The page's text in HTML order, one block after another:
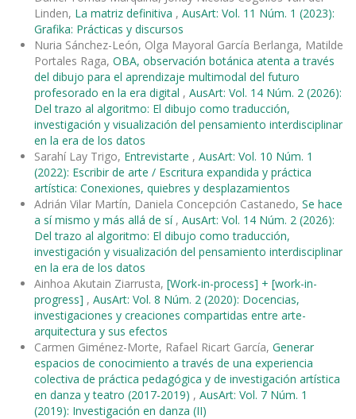
Linden, La matriz definitiva , AusArt: Vol. 11 Núm. 1 (2023):
Grafika: Prácticas y discursos
Nuria Sánchez-León, Olga Mayoral García Berlanga, Matilde
Portales Raga, OBA, observación botánica atenta a través
del dibujo para el aprendizaje multimodal del futuro
profesorado en la era digital , AusArt: Vol. 14 Núm. 2 (2026):
Del trazo al algoritmo: El dibujo como traducción,
investigación y visualización del pensamiento interdisciplinar
en la era de los datos
Sarahí Lay Trigo, Entrevistarte , AusArt: Vol. 10 Núm. 1
(2022): Escribir de arte / Escritura expandida y práctica
artística: Conexiones, quiebres y desplazamientos
Adrián Vilar Martín, Daniela Concepción Castanedo, Se hace
a sí mismo y más allá de sí , AusArt: Vol. 14 Núm. 2 (2026):
Del trazo al algoritmo: El dibujo como traducción,
investigación y visualización del pensamiento interdisciplinar
en la era de los datos
Ainhoa Akutain Ziarrusta, [Work-in-process] + [work-in-
progress] , AusArt: Vol. 8 Núm. 2 (2020): Docencias,
investigaciones y creaciones compartidas entre arte-
arquitectura y sus efectos
Carmen Giménez-Morte, Rafael Ricart García, Generar
espacios de conocimiento a través de una experiencia
colectiva de práctica pedagógica y de investigación artística
en danza y teatro (2017-2019) , AusArt: Vol. 7 Núm. 1
(2019): Investigación en danza (II)